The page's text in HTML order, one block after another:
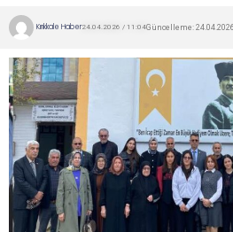
Kırıkkale Haber24.04.2026 / 11:04Güncelleme: